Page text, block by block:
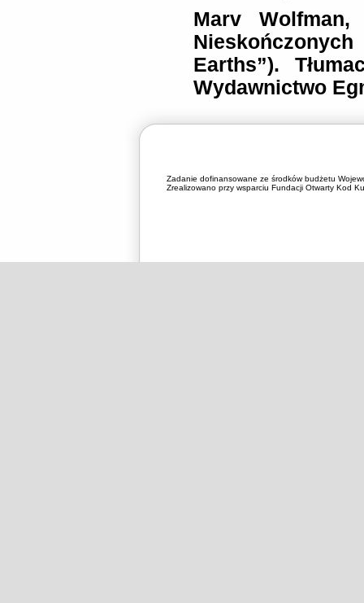
Marv
Earths”).
Wydawnictwo
Zadanie dofinansowane ze środków budżetu
Zrealizowano przy wsparciu Fundacji Otwarty Kod